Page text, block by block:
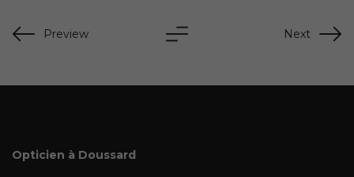
Preview Next
Opticien à Doussard